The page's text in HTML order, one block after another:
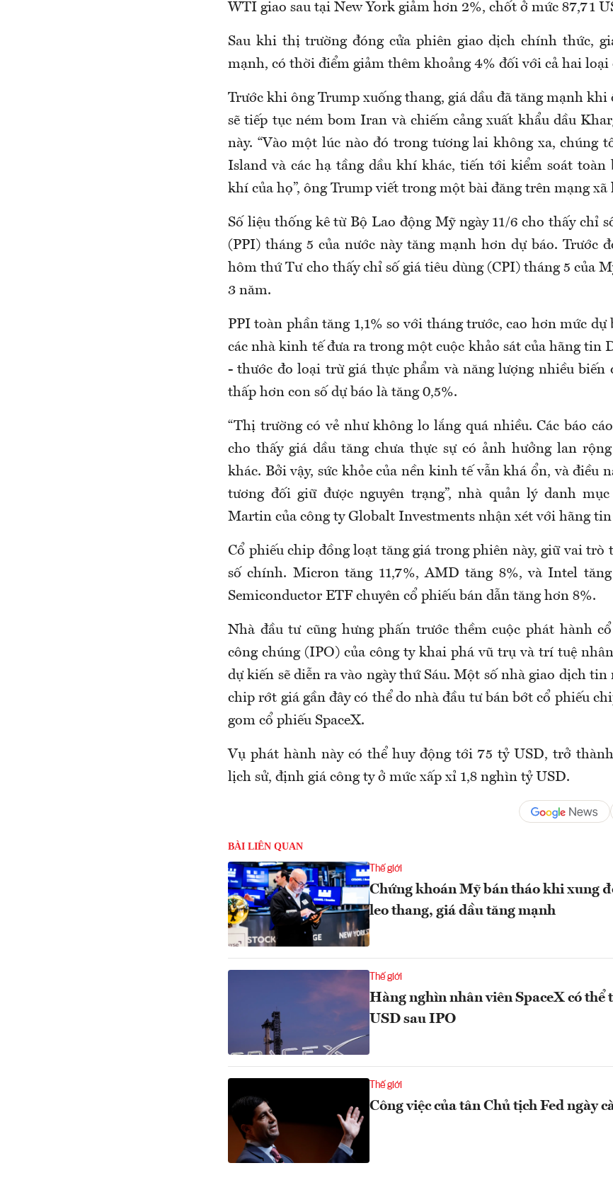
WTI giao sau tại New York giảm hơn 2%, chốt ở mức 87,71
Sau khi thị trường đóng cửa phiên giao dịch chính thức,
mạnh, có thời điểm giảm thêm khoảng 4% đối với cả hai loại
Trước khi ông Trump xuống thang, giá dầu đã tăng mạnh khi
sẽ tiếp tục ném bom Iran và chiếm cảng xuất khẩu dầu
này. “Vào một lúc nào đó trong tương lai không xa, chúng
Island và các hạ tầng dầu khí khác, tiến tới kiểm soát
khí của họ”, ông Trump viết trong một bài đăng trên mạng xã
Số liệu thống kê từ Bộ Lao động Mỹ ngày 11/6 cho thấy chỉ
(PPI) tháng 5 của nước này tăng mạnh hơn dự báo. Trước
hôm thứ Tư cho thấy chỉ số giá tiêu dùng (CPI) tháng 5 của
3 năm.
PPI toàn phần tăng 1,1% so với tháng trước, cao hơn mức dự
các nhà kinh tế đưa ra trong một cuộc khảo sát của hãng tin
- thước đo loại trừ giá thực phẩm và năng lượng nhiều biến
thấp hơn con số dự báo là tăng 0,5%.
“Thị trường có vẻ như không lo lắng quá nhiều. Các báo
cho thấy giá dầu tăng chưa thực sự có ảnh hưởng lan
khác. Bởi vậy, sức khỏe của nền kinh tế vẫn khá ổn, và điều
tương đối giữ được nguyên trạng”, nhà quản lý danh mục
Martin của công ty Globalt Investments nhận xét với hãng tin
Cổ phiếu chip đồng loạt tăng giá trong phiên này, giữ vai trò
số chính. Micron tăng 11,7%, AMD tăng 8%, và Intel tăng
Semiconductor ETF chuyên cổ phiếu bán dẫn tăng hơn 8%.
Nhà đầu tư cũng hưng phấn trước thềm cuộc phát hành
công chúng (IPO) của công ty khai phá vũ trụ và trí tuệ
dự kiến sẽ diễn ra vào ngày thứ Sáu. Một số nhà giao dịch tin
chip rớt giá gần đây có thể do nhà đầu tư bán bớt cổ phiếu
gom cổ phiếu SpaceX.
Vụ phát hành này có thể huy động tới 75 tỷ USD, trở
lịch sử, định giá công ty ở mức xấp xỉ 1,8 nghìn tỷ USD.
BÀI LIÊN QUAN
Thế giới
Chứng khoán Mỹ bán tháo khi xung
leo thang, giá dầu tăng mạnh
Thế giới
Hàng nghìn nhân viên SpaceX có thể
USD sau IPO
Thế giới
Công việc của tân Chủ tịch Fed ngày